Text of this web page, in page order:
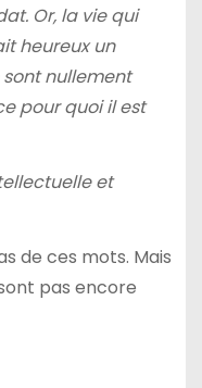
Or, la vie qui
heureux un
sont nullement
pour quoi il est
et
de ces mots. Mais
pas encore